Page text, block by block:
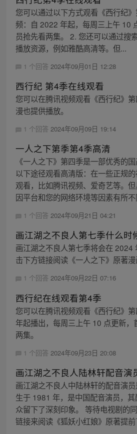
您可以通过以下方式观看《西行纪
频：自 2022 年起，每周三上午 10
员抢先看两集。 2. 您还可以通过搜
播放资源，例如雅酷高清等。但...
1 个回答 2024年09月01日 12:28
西行纪 第4季在线观看
您可以在腾讯视频观看《西行纪》
漫也提供播放。
1 个回答 2024年09月09日 19:14
一人之下第季第4季高清
《一人之下》第四季是一部优秀的
以下途径观看高清版：在一些正规
观看，比如腾讯视频、爱奇艺等。
因平台和您的网络环境等因素有所
1 个回答 2024年09月21日 04:21
画江湖之不良人第七季什么时
画江湖之不良人第七季将会在 2024
击下方链接阅读《一人之下》原著漫
1 个回答 2024年09月22日 07:16
西行纪在线观看第4季
您可以在腾讯视频观看《西行纪》
年起播出，每周三上午 10 点更新，
两集。
1 个回答 2024年09月23日 20:08
画江湖之不良人陆林轩配音演
画江湖之不良人中陆林轩的配音演
生于 1981 年，是中国配音演员，
众留下了深刻印象。 等待电视剧的
链接来阅读《狐妖小红娘》原著提